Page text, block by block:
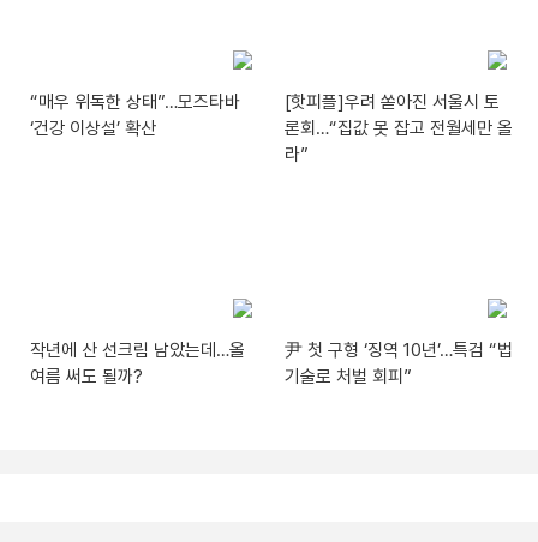
“매우 위독한 상태”…모즈타바
‘건강 이상설’ 확산
[핫피플]우려 쏟아진 서울시 토
론회…“집값 못 잡고 전월세만 올
라”
작년에 산 선크림 남았는데…올
여름 써도 될까?
尹 첫 구형 ‘징역 10년’…특검 “법
기술로 처벌 회피”